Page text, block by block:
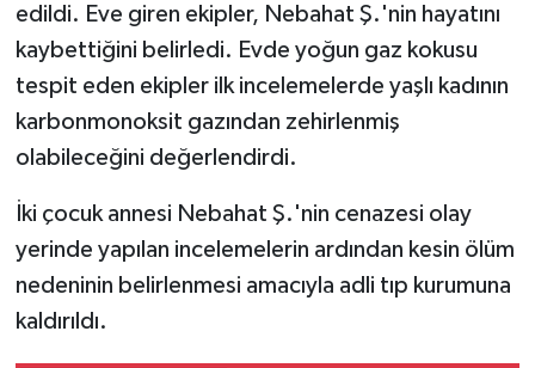
edildi. Eve giren ekipler, Nebahat Ş.'nin hayatını
kaybettiğini belirledi. Evde yoğun gaz kokusu
tespit eden ekipler ilk incelemelerde yaşlı kadının
karbonmonoksit gazından zehirlenmiş
olabileceğini değerlendirdi.
İki çocuk annesi Nebahat Ş.'nin cenazesi olay
yerinde yapılan incelemelerin ardından kesin ölüm
nedeninin belirlenmesi amacıyla adli tıp kurumuna
kaldırıldı.